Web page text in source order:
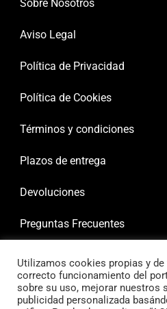
Sobre Nosotros
Aviso Legal
Política de Privacidad
Política de Cookies
Términos y condiciones
Plazos de entrega
Devoluciones
Preguntas Frecuentes
Utilizamos cookies propias y de
correcto funcionamiento del
sobre su uso, mejorar nuestros
publicidad personalizada